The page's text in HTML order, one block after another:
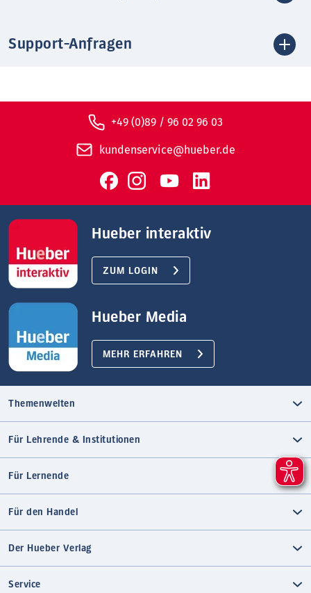
Support-Anfragen
+49 (0)89 / 96 02 96 03
kundenservice@hueber.de
Hueber interaktiv
ZUM LOGIN
Hueber Media
MEHR ERFAHREN
Themenwelten
Für Lehrende & Institutionen
Für Lernende
Für den Handel
Der Hueber Verlag
Service